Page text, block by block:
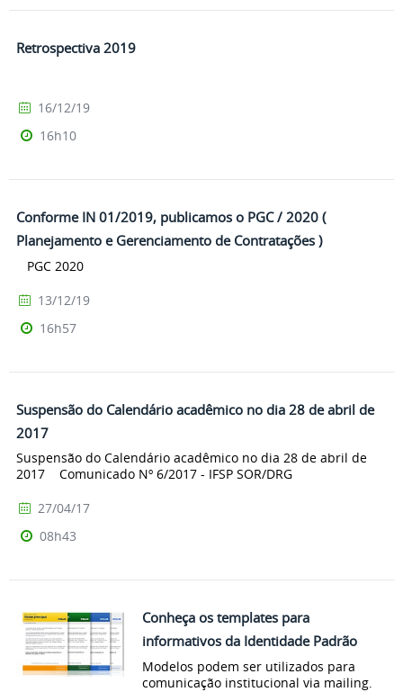
Retrospectiva 2019
16/12/19
16h10
Conforme IN 01/2019, publicamos o PGC / 2020 (
Planejamento e Gerenciamento de Contratações )
PGC 2020
13/12/19
16h57
Suspensão do Calendário acadêmico no dia 28 de abril de
2017
Suspensão do Calendário acadêmico no dia 28 de abril de
2017 Comunicado Nº 6/2017 - IFSP SOR/DRG
27/04/17
08h43
Conheça os templates para
informativos da Identidade Padrão
Modelos podem ser utilizados para
comunicação institucional via mailing.